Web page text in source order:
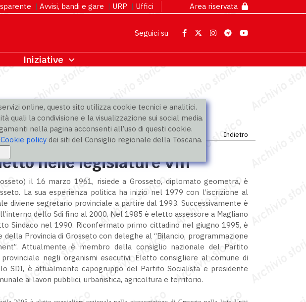
online, questo sito utilizza cookie tecnici e analitici.
la condivisione e la visualizzazione sui social media.
nella pagina acconsenti all’uso di questi cookie.
Cookie policydei siti del Consiglio regionale della Toscana.
| Avvisi, bandi e gare | URP | Uffici Area riservata
Seguici su
Indietro
nelle legislature VIII
il 16 marzo 1961, risiede a Grosseto, diplomato geometra, è
La sua esperienza politica ha inizio nel 1979 con l’iscrizione al
diviene segretario provinciale a partire dal 1993. Successivamente è
dello Sdi fino al 2000. Nel 1985 è eletto assessore a Magliano
Sindaco nel 1990. Riconfermato primo cittadino nel giugno 1995, è
Provincia di Grosseto con deleghe al “Bilancio, programmazione
Attualmente è membro della consiglio nazionale del Partito
negli organismi esecutivi. Eletto consigliere al comune di
SDI, è attualmente capogruppo del Partito Socialista e presidente
ai lavori pubblici, urbanistica, agricoltura e territorio.